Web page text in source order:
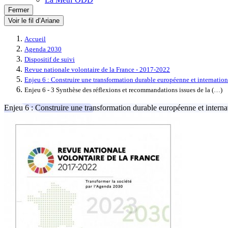
Fermer
Voir le fil d’Ariane
Accueil
Agenda 2030
Dispositif de suivi
Revue nationale volontaire de la France - 2017-2022
Enjeu 6 : Construire une transformation durable européenne et
Enjeu 6 - 3 Synthèse des réflexions et recommandations issues de la (…)
Enjeu 6 : Construire une transformation durable européenne et